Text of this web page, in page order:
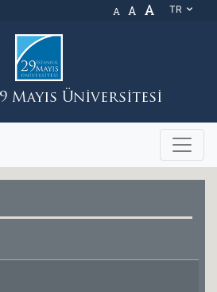
A A A TR
Mayıs Üniversitesi